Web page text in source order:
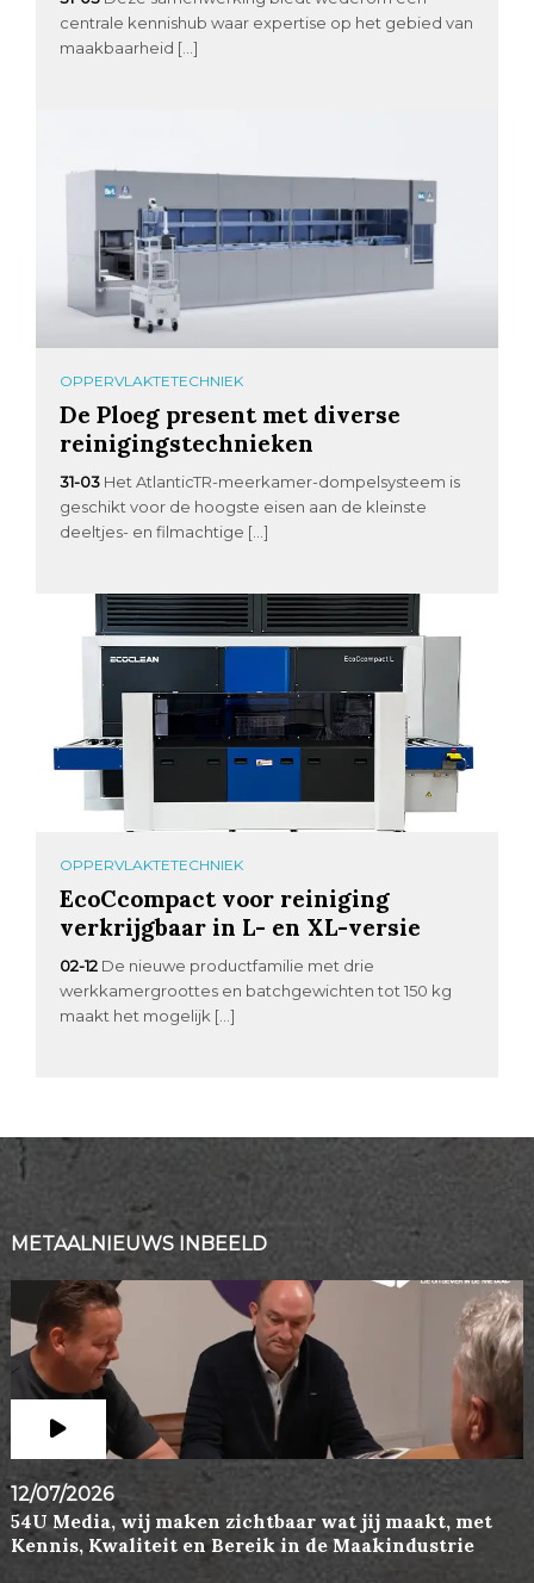
centrale kennishub waar expertise op het gebied van
maakbaarheid […]
OPPERVLAKTETECHNIEK
De Ploeg present met diverse
reinigingstechnieken
31-03 Het AtlanticTR-meerkamer-dompelsysteem is
geschikt voor de hoogste eisen aan de kleinste
deeltjes- en filmachtige […]
OPPERVLAKTETECHNIEK
EcoCcompact voor reiniging
verkrijgbaar in L- en XL-versie
02-12 De nieuwe productfamilie met drie
werkkamergroottes en batchgewichten tot 150 kg
maakt het mogelijk […]
METAALNIEUWS INBEELD
12/07/2026
54U Media, wij maken zichtbaar wat jij maakt, met
Kennis, Kwaliteit en Bereik in de Maakindustrie